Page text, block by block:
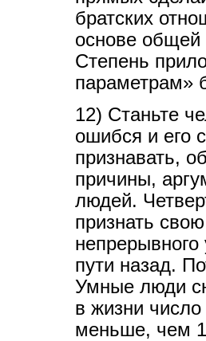
братских
основе общей
Степень
параметрам»
12) Станьте
ошибся и его
признавать,
причины,
людей.
признать
пути назад.
Умные люди
в жизни
меньше, чем